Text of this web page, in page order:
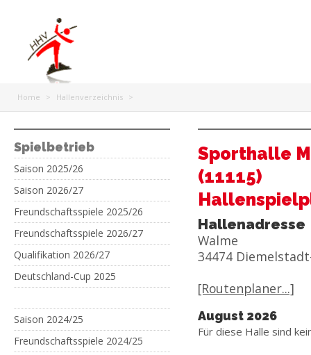
Home > Hallenverzeichnis >
Spielbetrieb
Saison 2025/26
Saison 2026/27
Freundschaftsspiele 2025/26
Freundschaftsspiele 2026/27
Qualifikation 2026/27
Deutschland-Cup 2025
Saison 2024/25
Freundschaftsspiele 2024/25
Sporthalle
(11115)
Hallenadresse
Walme
34474
[Routenplaner...]
August 2026
Für diese Halle sind